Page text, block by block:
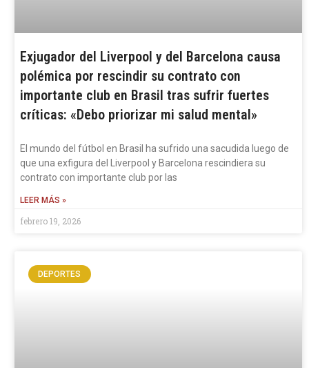
Exjugador del Liverpool y del Barcelona causa
polémica por rescindir su contrato con
importante club en Brasil tras sufrir fuertes
críticas: «Debo priorizar mi salud mental»
El mundo del fútbol en Brasil ha sufrido una sacudida luego de
que una exfigura del Liverpool y Barcelona rescindiera su
contrato con importante club por las
LEER MÁS »
febrero 19, 2026
DEPORTES